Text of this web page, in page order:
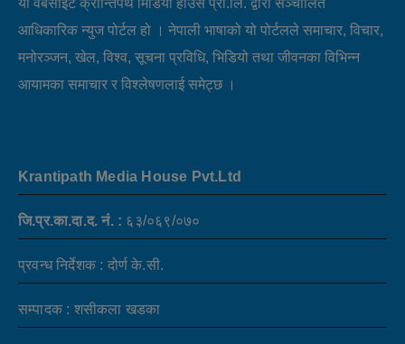
यो वेबसाइट क्रान्तिपथ मिडिया हाउस प्रा.लि. द्वारा सञ्चालित
आधिकारिक न्युज पोर्टल हो । नेपाली भाषाको यो पोर्टलले समाचार, विचार,
मनोरञ्जन, खेल, विश्व, सूचना प्रविधि, भिडियो तथा जीवनका विभिन्न
आयामका समाचार र विश्लेषणलाई समेट्छ ।
Krantipath Media House Pvt.Ltd
जि.प्र.का.दा.द. नं. : ६३/०६९/०७०
प्रवन्ध निर्देशक : दोर्ण के.सी.
सम्पादक : शसीकला खडका